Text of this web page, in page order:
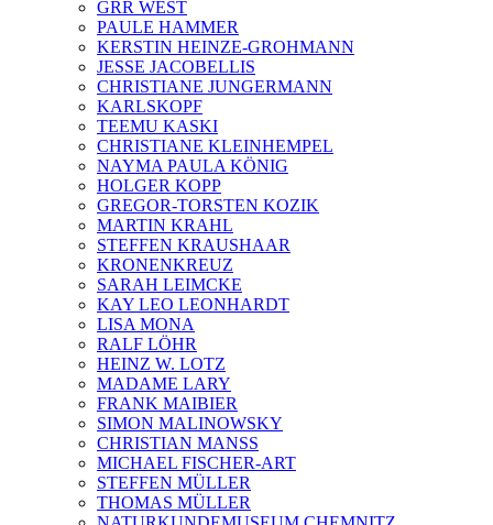
GRR WEST
PAULE HAMMER
KERSTIN HEINZE-GROHMANN
JESSE JACOBELLIS
CHRISTIANE JUNGERMANN
KARLSKOPF
TEEMU KASKI
CHRISTIANE KLEINHEMPEL
NAYMA PAULA KÖNIG
HOLGER KOPP
GREGOR-TORSTEN KOZIK
MARTIN KRAHL
STEFFEN KRAUSHAAR
KRONENKREUZ
SARAH LEIMCKE
KAY LEO LEONHARDT
LISA MONA
RALF LÖHR
HEINZ W. LOTZ
MADAME LARY
FRANK MAIBIER
SIMON MALINOWSKY
CHRISTIAN MANSS
MICHAEL FISCHER-ART
STEFFEN MÜLLER
THOMAS MÜLLER